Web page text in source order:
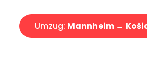
Umzug: Mannheim →